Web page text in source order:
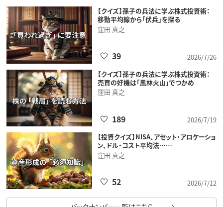
【クイズ】孫子の兵法に学ぶ株式投資術：
移動平均線から「伏兵」を探る
窪田 真之
2026/7/26
39
【クイズ】孫子の兵法に学ぶ株式投資術：
売買の好機は「風林火山」でつかめ
窪田 真之
2026/7/19
189
【投資クイズ】NISA、アセット・アロケーショ
ン、ドル・コスト平均法……
窪田 真之
2026/7/12
52